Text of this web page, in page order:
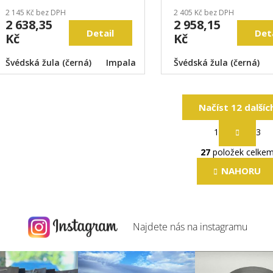
2 145 Kč bez DPH
2 638,35
Kč
Detail
Švédská žula (černá) Impala G664 Aurora
2 405 Kč bez DPH
2 958,15
Kč
Švédská žula (černá)
O
v
l
á
c
p
r
Načíst 12
t
r
á
n
k
n
1
3
27položek celkem
NAHORU
Najdete nás na instagramu